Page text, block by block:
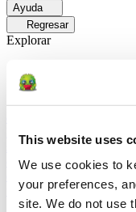
This website uses
We use cookies to
your preferences,
site. We do not use
Ayuda
Regresar
Explorar
Soluciones
Para Los Papás
EducadoresDescubra
socioemocional (SEL)
cómo Junga ayuda a los
Para Grupos
fomentan la